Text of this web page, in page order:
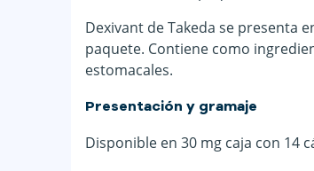
Dexivant de Takeda se presenta
paquete. Contiene como
estomacales.
Presentación y gramaje
Disponible en 30 mg caja con 14